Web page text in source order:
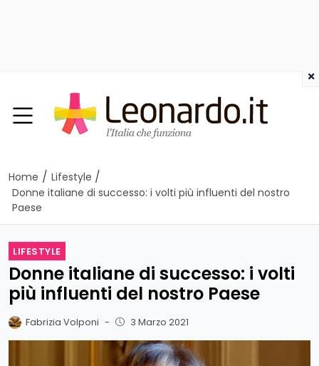
Home / Lifestyle /
Donne italiane di successo: i volti più influenti del nostro
Paese
LIFESTYLE
Donne italiane di successo: i volti
più influenti del nostro Paese
Fabrizia Volponi - 3 Marzo 2021
×